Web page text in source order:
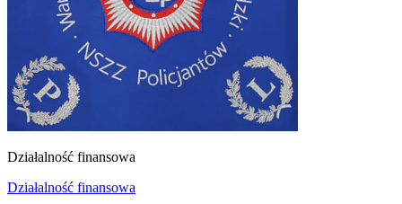
Działalność finansowa
Działalność finansowa